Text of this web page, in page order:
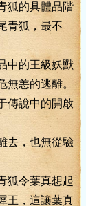
的具體品階
青狐，最不
的王級妖獸
無恙的逃離。
說中的開啟
，也無從驗
令葉真想起
王，這讓葉真